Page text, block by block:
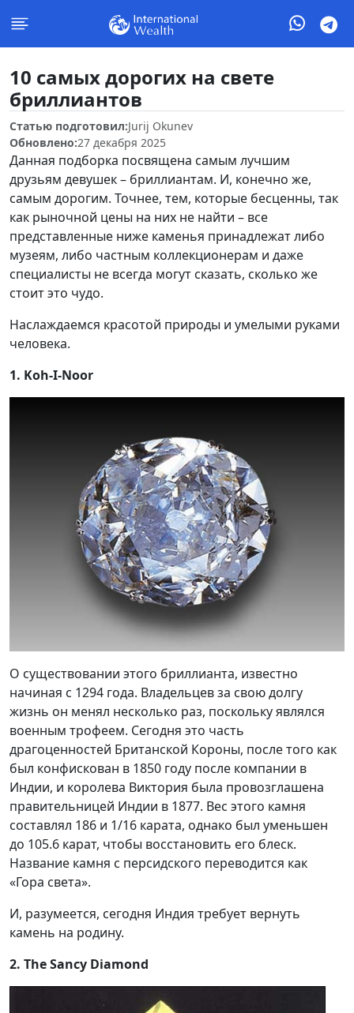
10 самых дорогих на свете
бриллиантов
Статью подготовил:Jurij Okunev
Обновлено:27 декабря 2025
Данная подборка посвящена самым лучшим
друзьям девушек – бриллиантам. И, конечно же,
самым дорогим. Точнее, тем, которые бесценны, так
как рыночной цены на них не найти – все
представленные ниже каменья принадлежат либо
музеям, либо частным коллекционерам и даже
специалисты не всегда могут сказать, сколько же
стоит это чудо.
Наслаждаемся красотой природы и умелыми руками
человека.
1. Koh-I-Noor
О существовании этого бриллианта, известно
начиная с 1294 года. Владельцев за свою долгу
жизнь он менял несколько раз, поскольку являлся
военным трофеем. Сегодня это часть
драгоценностей Британской Короны, после того как
был конфискован в 1850 году после компании в
Индии, и королева Виктория была провозглашена
правительницей Индии в 1877. Вес этого камня
составлял 186 и 1/16 карата, однако был уменьшен
до 105.6 карат, чтобы восстановить его блеск.
Название камня с персидского переводится как
«Гора света».
И, разумеется, сегодня Индия требует вернуть
камень на родину.
2. The Sancy Diamond